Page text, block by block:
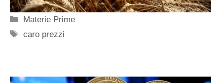
Categorie
Materie Prime
Tag
caro prezzi